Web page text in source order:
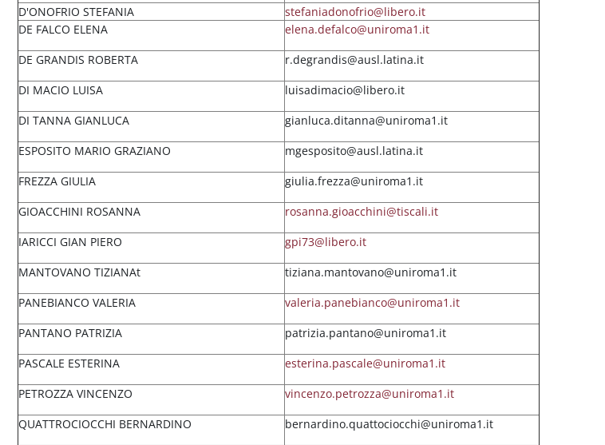
D'ONOFRIO STEFANIA
stefaniadonofrio@libero.it
DE FALCO ELENA
elena.defalco@uniroma1.it
DE GRANDIS ROBERTA
r.degrandis@ausl.latina.it
DI MACIO LUISA
luisadimacio@libero.it
DI TANNA GIANLUCA
gianluca.ditanna@uniroma1.it
ESPOSITO MARIO GRAZIANO
mgesposito@ausl.latina.it
FREZZA GIULIA
giulia.frezza@uniroma1.it
GIOACCHINI ROSANNA
rosanna.gioacchini@tiscali.it
IARICCI GIAN PIERO
gpi73@libero.it
MANTOVANO TIZIANAt
tiziana.mantovano@uniroma1.it
PANEBIANCO VALERIA
valeria.panebianco@uniroma1.it
PANTANO PATRIZIA
patrizia.pantano@uniroma1.it
PASCALE ESTERINA
esterina.pascale@uniroma1.it
PETROZZA VINCENZO
vincenzo.petrozza@uniroma1.it
QUATTROCIOCCHI BERNARDINO
bernardino.quattociocchi@uniroma1.it